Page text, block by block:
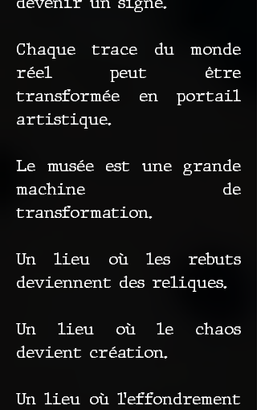
Chaque trace du monde
réel peut être
transformée en portail
artistique.
Le musée est une grande
machine de
transformation.
Un lieu où les rebuts
deviennent des reliques.
Un lieu où le chaos
devient création.
Un lieu où l’effondrement